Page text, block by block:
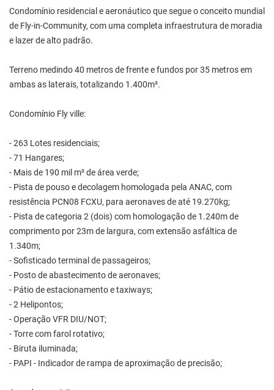
Condomínio residencial e aeronáutico que segue o conceito mundial
de Fly-in-Community, com uma completa infraestrutura de moradia
e lazer de alto padrão.
Terreno medindo 40 metros de frente e fundos por 35 metros em
ambas as laterais, totalizando 1.400m².
Condomínio Fly ville:
- 263 Lotes residenciais;
- 71 Hangares;
- Mais de 190 mil m² de área verde;
- Pista de pouso e decolagem homologada pela ANAC, com
resistência PCN08 FCXU, para aeronaves de até 19.270kg;
- Pista de categoria 2 (dois) com homologação de 1.240m de
comprimento por 23m de largura, com extensão asfáltica de
1.340m;
- Sofisticado terminal de passageiros;
- Posto de abastecimento de aeronaves;
- Pátio de estacionamento e taxiways;
- 2 Helipontos;
- Operação VFR DIU/NOT;
- Torre com farol rotativo;
- Biruta iluminada;
- PAPI - Indicador de rampa de aproximação de precisão;